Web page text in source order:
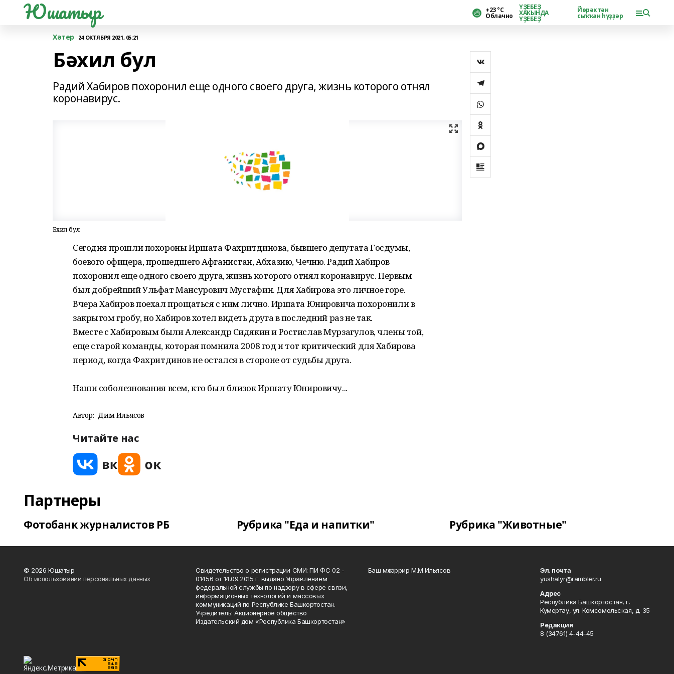
Юшатыр +23 °С
Облачно
ҮҘЕБЕҘ
ХАҠЫНДА
ҮҘЕБЕҘ
Йөрәктән
сыҡҡан һүҙҙәр
Хәтер 24 ОКТЯБРЯ 2021, 05:21
Бәхил бул
Радий Хабиров похоронил еще одного своего друга, жизнь которого отнял
коронавирус.
Бәхил бул
Сегодня прошли похороны Иршата Фахритдинова, бывшего депутата Госдумы,
боевого офицера, прошедшего Афганистан, Абхазию, Чечню. Радий Хабиров
похоронил еще одного своего друга, жизнь которого отнял коронавирус. Первым
был добрейший Ульфат Мансурович Мустафин. Для Хабирова это личное горе.
Вчера Хабиров поехал прощаться с ним лично. Иршата Юнировича похоронили в
закрытом гробу, но Хабиров хотел видеть друга в последний раз не так.
Вместе с Хабировым были Александр Сидякин и Ростислав Мурзагулов, члены той,
еще старой команды, которая помнила 2008 год и тот критический для Хабирова
период, когда Фахритдинов не остался в стороне от судьбы друга.
Наши соболезнования всем, кто был близок Иршату Юнировичу...
Автор: Дим Ильясов
Читайте нас
Партнеры
Фотобанк журналистов РБ Рубрика "Еда и напитки" Рубрика "Животные"
© 2026 Юшатыр
Об использовании персональных данных
Свидетельство о регистрации СМИ: ПИ ФС 02 -
01456 от 14.09.2015 г. выдано Управлением
федеральной службы по надзору в сфере связи,
информационных технологий и массовых
коммуникаций по Республике Башкортостан.
Учредитель: Акционерное общество
Издательский дом «Республика Башкортостан»
Баш мөхәррир М.М.Ильясов
Эл. почта
yushatyr@rambler.ru
Адрес
Республика Башкортостан, г.
Кумертау, ул. Комсомольская, д. 35
Редакция
8 (34761) 4-44-45